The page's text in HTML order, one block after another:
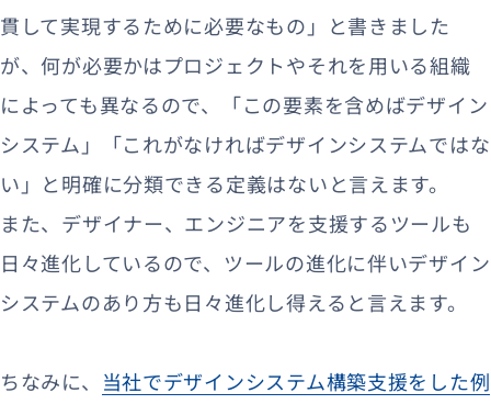
貫して実現するために必要なもの」と書きました
が、何が必要かはプロジェクトやそれを用いる組織
によっても異なるので、「この要素を含めばデザイン
システム」「これがなければデザインシステムではな
い」と明確に分類できる定義はないと言えます。
また、デザイナー、エンジニアを支援するツールも
日々進化しているので、ツールの進化に伴いデザイン
システムのあり方も日々進化し得えると言えます。
ちなみに、 当社でデザインシステム構築支援をした例